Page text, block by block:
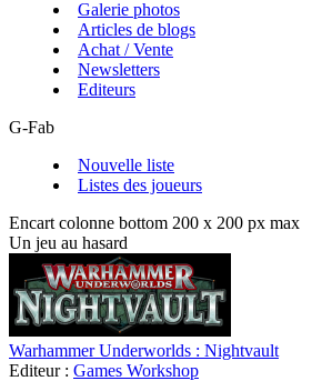
Galerie photos
Articles de blogs
Achat / Vente
Newsletters
Editeurs
G-Fab
Nouvelle liste
Listes des joueurs
Encart colonne bottom 200 x 200 px max
Un jeu au hasard
Warhammer Underworlds : Nightvault
Editeur : Games Workshop